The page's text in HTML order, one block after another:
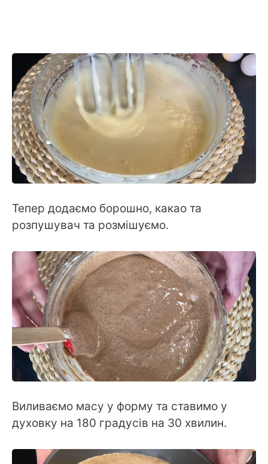
Тепер додаємо борошно, какао та
розпушувач та розмішуємо.
Виливаємо масу у форму та ставимо у
духовку на 180 градусів на 30 хвилин.